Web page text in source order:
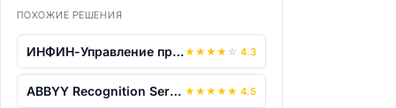
ПОХОЖИЕ РЕШЕНИЯ
ИНФИН-Управление предприятием★ ★ ★ ★ ☆ 4.3
ABBYY Recognition Server ★ ★ ★ ★ ★ 4.5